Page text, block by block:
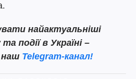
найактуальніші
події в Україні –
наш Telegram-канал!